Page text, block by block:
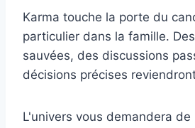
Karma touche la porte du
particulier dans la famille.
sauvées, des discussions
décisions précises
L'univers vous demandera de